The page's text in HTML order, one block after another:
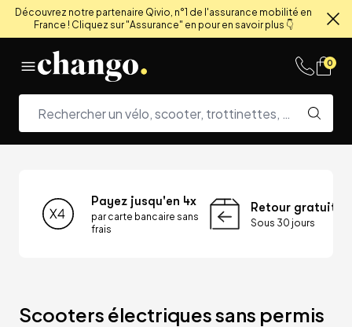
Découvrez notre partenaire Qivio, n°1 de l'assurance mobilité en
France ! Cliquez sur "Assurance" en pour en savoir plus 👇
0
Payez jusqu'en 4x
par carte bancaire sans
frais
Retour gratuit
Sous 30 jours
Scooters électriques sans permis